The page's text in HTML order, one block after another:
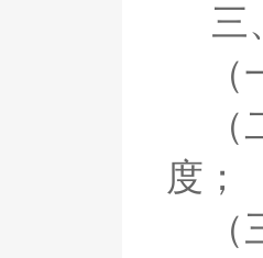
三
度；